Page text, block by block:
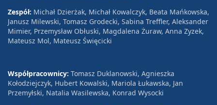
Zespół: Michał Dzierżak, Michał Kowalczyk, Beata Mańkowska,
Janusz Milewski, Tomasz Grodecki, Sabina Treffler, Aleksander
Mimier, Przemysław Obłuski, Magdalena Żuraw, Anna Zyzek,
Mateusz Mol, Mateusz Święcicki
Współpracownicy: Tomasz Duklanowski, Agnieszka
Kołodziejczyk, Hubert Kowalski, Mariola Łukawska, Jan
Przemyłski, Natalia Wasilewska, Konrad Wysocki